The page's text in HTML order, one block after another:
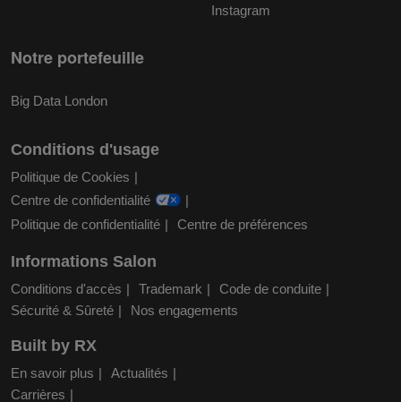
Instagram
Notre portefeuille
Big Data London
Conditions d'usage
Politique de Cookies
Centre de confidentialité
Politique de confidentialité
Centre de préférences
Informations Salon
Conditions d'accès Trademark
Code de conduite
Sécurité & Sûreté
Nos engagements
Built by RX
En savoir plus
Actualités
Carrières